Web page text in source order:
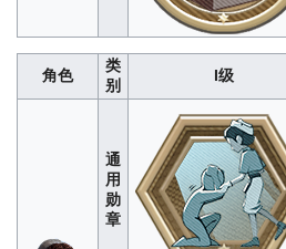
改正
212 1060 3180 6360 10600
短跑健将：抱球冲刺距离（米）经WIKI
编辑组测试，单局上限为100<br>数据
仅供参考，如有错误欢迎改正
3840 7680 12800
：监管者附近步行持续时间
经WIKI编辑组测试，单局上限为
30<br>数据仅供参考，如有错误欢迎改
正
320 960 1920 3200
开门人 ：开辟直线通道长度（米）经
角色
类
别
I级
通
用
勋
章